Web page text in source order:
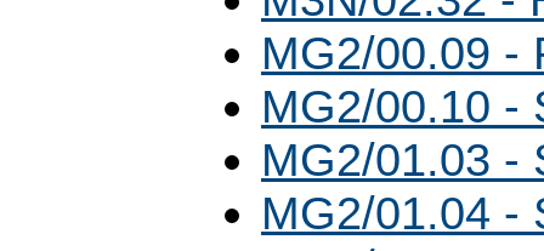
MG2/00.09 -
MG2/00.10 -
MG2/01.03 -
MG2/01.04 -